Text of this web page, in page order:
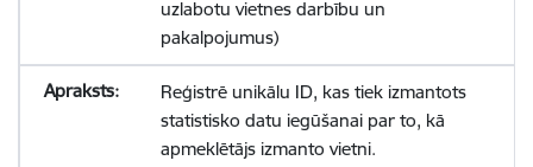
uzlabotu vietnes darbību un
pakalpojumus)
Reģistrē unikālu ID, kas tiek izmantots
statistisko datu iegūšanai par to, kā
apmeklētājs izmanto vietni.